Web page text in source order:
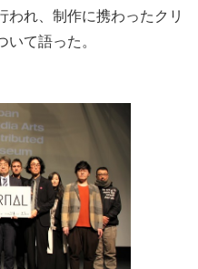
われ、制作に携わったクリ
て語った。